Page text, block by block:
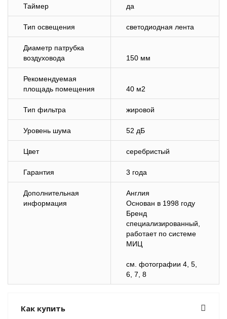
Таймер да
Тип освещения светодиодная лента
Диаметр патрубка
воздуховода
150 мм
Рекомендуемая
площадь помещения
40 м2
Тип фильтра жировой
Уровень шума 52 дБ
Цвет серебристый
Гарантия 3 года
Дополнительная
информация
Англия
Основан в 1998 году
Бренд
специализированный,
работает по системе
МИЦ
см. фотографии 4, 5,
6, 7, 8
Как купить